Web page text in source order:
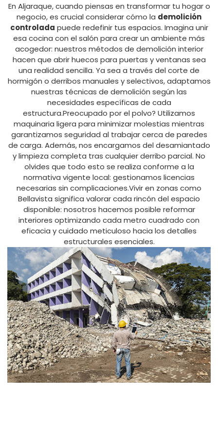
En Aljaraque, cuando piensas en transformar tu hogar o
negocio, es crucial considerar cómo la demolición
controlada puede redefinir tus espacios. Imagina unir
esa cocina con el salón para crear un ambiente más
acogedor: nuestros métodos de demolición interior
hacen que abrir huecos para puertas y ventanas sea
una realidad sencilla. Ya sea a través del corte de
hormigón o derribos manuales y selectivos, adaptamos
nuestras técnicas de demolición según las
necesidades específicas de cada
estructura.Preocupado por el polvo? Utilizamos
maquinaria ligera para minimizar molestias mientras
garantizamos seguridad al trabajar cerca de paredes
de carga. Además, nos encargamos del desamiantado
y limpieza completa tras cualquier derribo parcial. No
olvides que todo esto se realiza conforme a la
normativa vigente local: gestionamos licencias
necesarias sin complicaciones.Vivir en zonas como
Bellavista significa valorar cada rincón del espacio
disponible: nosotros hacemos posible reformar
interiores optimizando cada metro cuadrado con
eficacia y cuidado meticuloso hacia los detalles
estructurales esenciales.